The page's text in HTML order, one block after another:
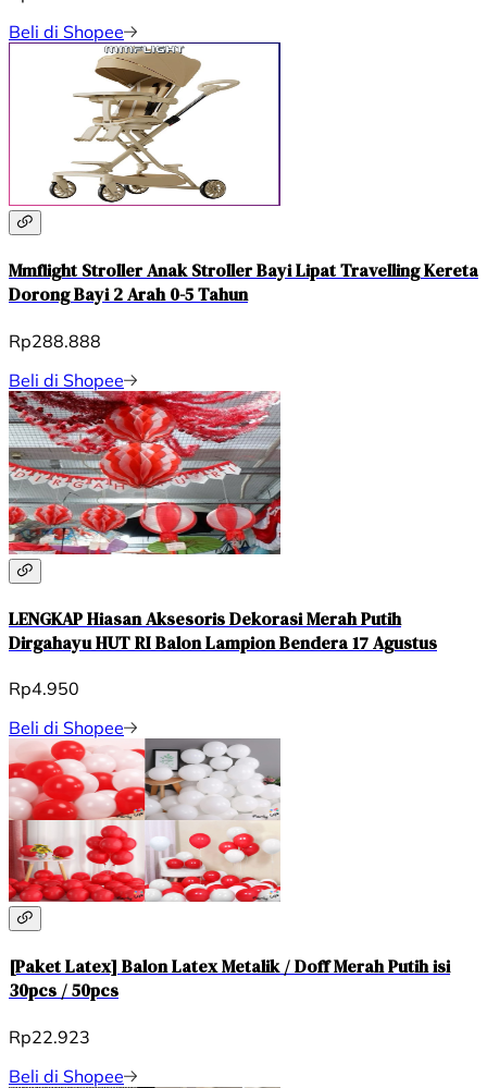
Beli di Shopee
Mmflight Stroller Anak Stroller Bayi Lipat Travelling Kereta
Dorong Bayi 2 Arah 0-5 Tahun
Rp288.888
Beli di Shopee
LENGKAP Hiasan Aksesoris Dekorasi Merah Putih
Dirgahayu HUT RI Balon Lampion Bendera 17 Agustus
Rp4.950
Beli di Shopee
[Paket Latex] Balon Latex Metalik / Doff Merah Putih isi
30pcs / 50pcs
Rp22.923
Beli di Shopee